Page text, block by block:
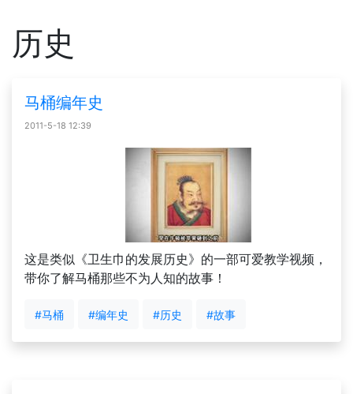
历史
马桶编年史
2011-5-18 12:39
这是类似《卫生巾的发展历史》的一部可爱教学视频，
带你了解马桶那些不为人知的故事！
#马桶 #编年史 #历史 #故事